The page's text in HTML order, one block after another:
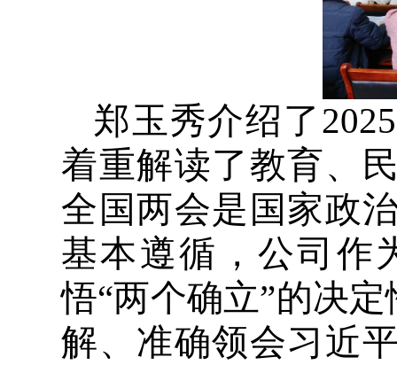
郑玉秀介绍了
着重解读了教育、
全国两会是国家政
基本遵循，公司作
悟“两个确立”的决
解、准确领会习近